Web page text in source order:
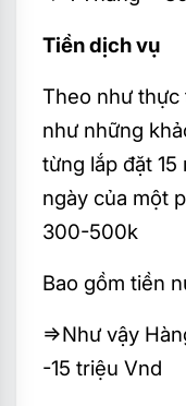
Tiền dịch vụ
Theo như thực
như những
từng lắp đặt
ngày của một
300-500k
Bao gồm tiền
=>Như vậy
-15 triệu Vnd